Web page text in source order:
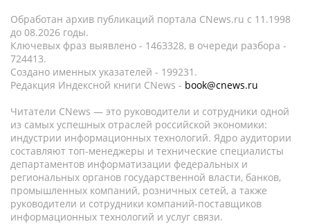
Обработан архив публикаций портала CNews.ru c 11.1998
до 08.2026 годы.
Ключевых фраз выявлено - 1463328, в очереди разбора -
724413.
Создано именных указателей - 199231.
Редакция Индексной книги CNews - book@cnews.ru
Читатели CNews — это руководители и сотрудники одной
из самых успешных отраслей российской экономики:
индустрии информационных технологий. Ядро аудитории
составляют топ-менеджеры и технические специалисты
департаментов информатизации федеральных и
региональных органов государственной власти, банков,
промышленных компаний, розничных сетей, а также
руководители и сотрудники компаний-поставщиков
информационных технологий и услуг связи.